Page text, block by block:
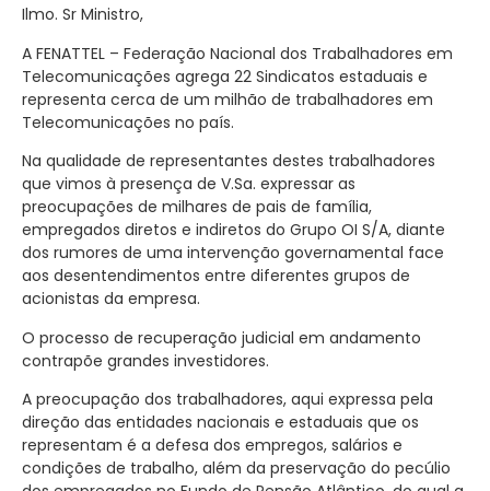
Ilmo. Sr Ministro,
A FENATTEL – Federação Nacional dos Trabalhadores em
Telecomunicações agrega 22 Sindicatos estaduais e
representa cerca de um milhão de trabalhadores em
Telecomunicações no país.
Na qualidade de representantes destes trabalhadores
que vimos à presença de V.Sa. expressar as
preocupações de milhares de pais de família,
empregados diretos e indiretos do Grupo OI S/A, diante
dos rumores de uma intervenção governamental face
aos desentendimentos entre diferentes grupos de
acionistas da empresa.
O processo de recuperação judicial em andamento
contrapõe grandes investidores.
A preocupação dos trabalhadores, aqui expressa pela
direção das entidades nacionais e estaduais que os
representam é a defesa dos empregos, salários e
condições de trabalho, além da preservação do pecúlio